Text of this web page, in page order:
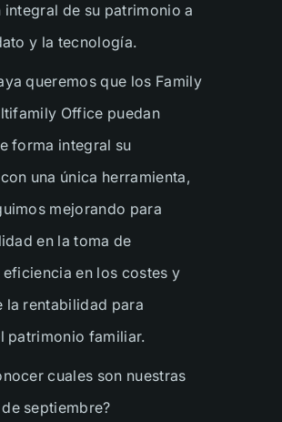
integral de su patrimonio a
y la tecnología.
queremos que los Family
Office puedan
forma integral su
una única herramienta,
mejorando para
en la toma de
en los costes y
la rentabilidad para
patrimonio familiar.
cuales son nuestras
septiembre?